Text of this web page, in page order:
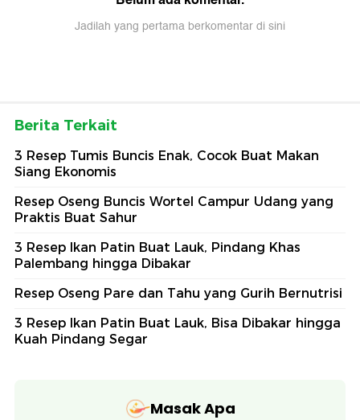
Jadilah yang pertama berkomentar di sini
Berita Terkait
3 Resep Tumis Buncis Enak, Cocok Buat Makan
Siang Ekonomis
Resep Oseng Buncis Wortel Campur Udang yang
Praktis Buat Sahur
3 Resep Ikan Patin Buat Lauk, Pindang Khas
Palembang hingga Dibakar
Resep Oseng Pare dan Tahu yang Gurih Bernutrisi
3 Resep Ikan Patin Buat Lauk, Bisa Dibakar hingga
Kuah Pindang Segar
Masak Apa